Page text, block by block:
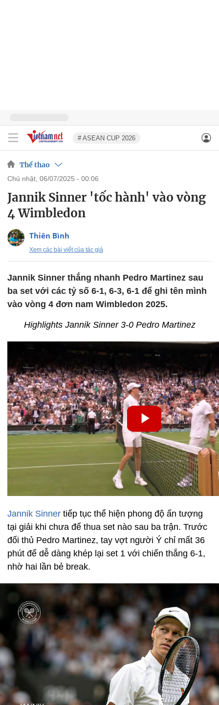
# ASEAN CUP 2026
Thể thao
chủ nhật, 06/07/2025 - 00:06
Jannik Sinner 'tốc hành' vào vòng
4 Wimbledon
Thiên Bình
Xem các bài viết của tác giả
Jannik Sinner thắng nhanh Pedro Martinez sau
ba set với các tỷ số 6-1, 6-3, 6-1 để ghi tên mình
vào vòng 4 đơn nam Wimbledon 2025.
Highlights Jannik Sinner 3-0 Pedro Martinez
Jannik Sinner tiếp tục thể hiện phong độ ấn tượng
tại giải khi chưa để thua set nào sau ba trận. Trước
đối thủ Pedro Martinez, tay vợt người Ý chỉ mất 36
phút để dễ dàng khép lại set 1 với chiến thắng 6-1,
nhờ hai lần bẻ break.